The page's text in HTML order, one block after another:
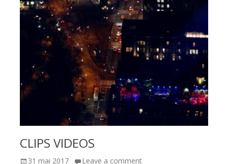
CLIPS VIDEOS
Posted
31 mai 2017 Leave a comment